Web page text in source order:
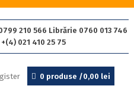
210 566 Librărie 0760 013 746
021 410 25 75
0 produse /0,00 lei